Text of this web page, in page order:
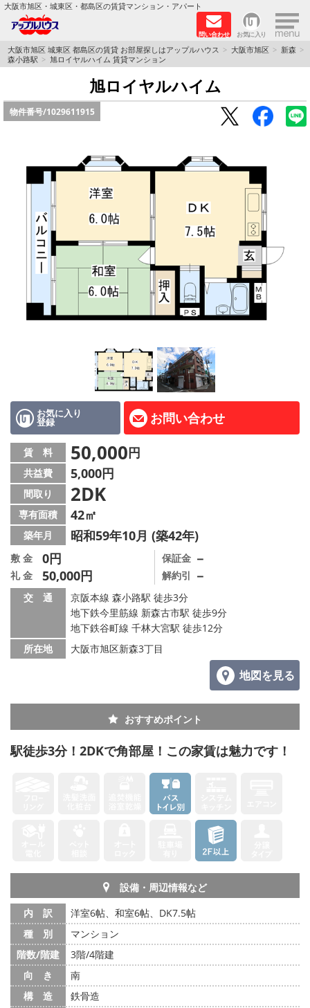
大阪市旭区・城東区・都島区の賃貸マンション・アパート
問い合わせ お気に入り ×
TOPページ
路線·駅から探す
地図から探す
スタッフ
BLOG
RECRUIT
LINE公式アカウント
店舗情報·アクセス
会社概要
メールでお問い合わせ
大阪市旭区 城東区 都島区の賃貸 お部屋探しはアップルハウス 大阪市旭区
新森
森小路駅
旭ロイヤルハイム 賃貸マンション
旭ロイヤルハイム
物件番号/1029611915
お気に入り
登録 お問い合わせ
賃 料 50,000円
共益費 5,000円
間取り 2DK
専有面積 42㎡
築年月 昭和59年10月 (築42年)
敷 金 0円
礼 金 50,000円
保証金 －
解約引 －
交 通
京阪本線 森小路駅 徒歩3分
地下鉄今里筋線 新森古市駅 徒歩9分
地下鉄谷町線 千林大宮駅 徒歩12分
所在地
大阪市旭区新森3丁目
地図を見る
おすすめポイント
駅徒歩3分！2DKで角部屋！この家賃は魅力です！
設備・周辺情報など
内 訳
洋室6帖、和室6帖、DK7.5帖
種 別
マンション
階数/階建
3階/4階建
向 き
南
構 造
鉄骨造